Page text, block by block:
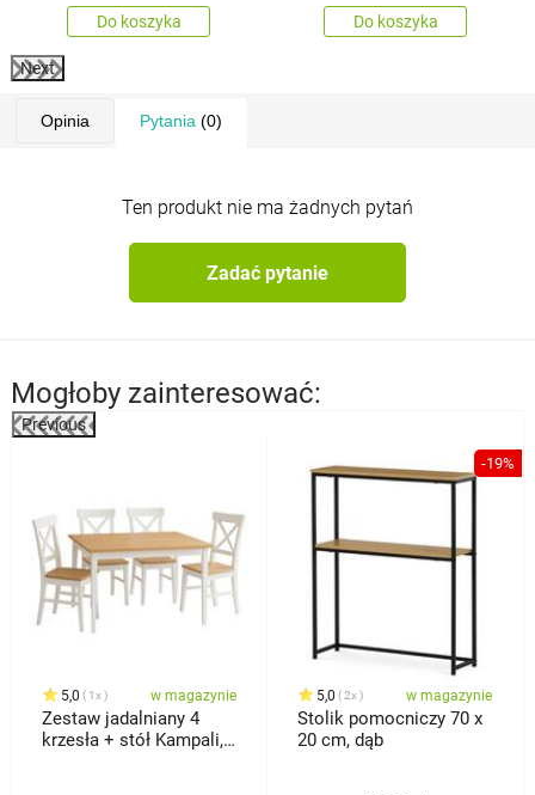
Do koszyka Do koszyka
Next
Opinia Pytania (0)
Ten produkt nie ma żadnych pytań
Zadać pytanie
Mogłoby zainteresować:
Previous
5,0 1x w magazynie
Zestaw jadalniany 4
krzesła + stół Kampali,
-19%
5,0 2x w magazynie
Stolik pomocniczy 70 x
20 cm, dąb